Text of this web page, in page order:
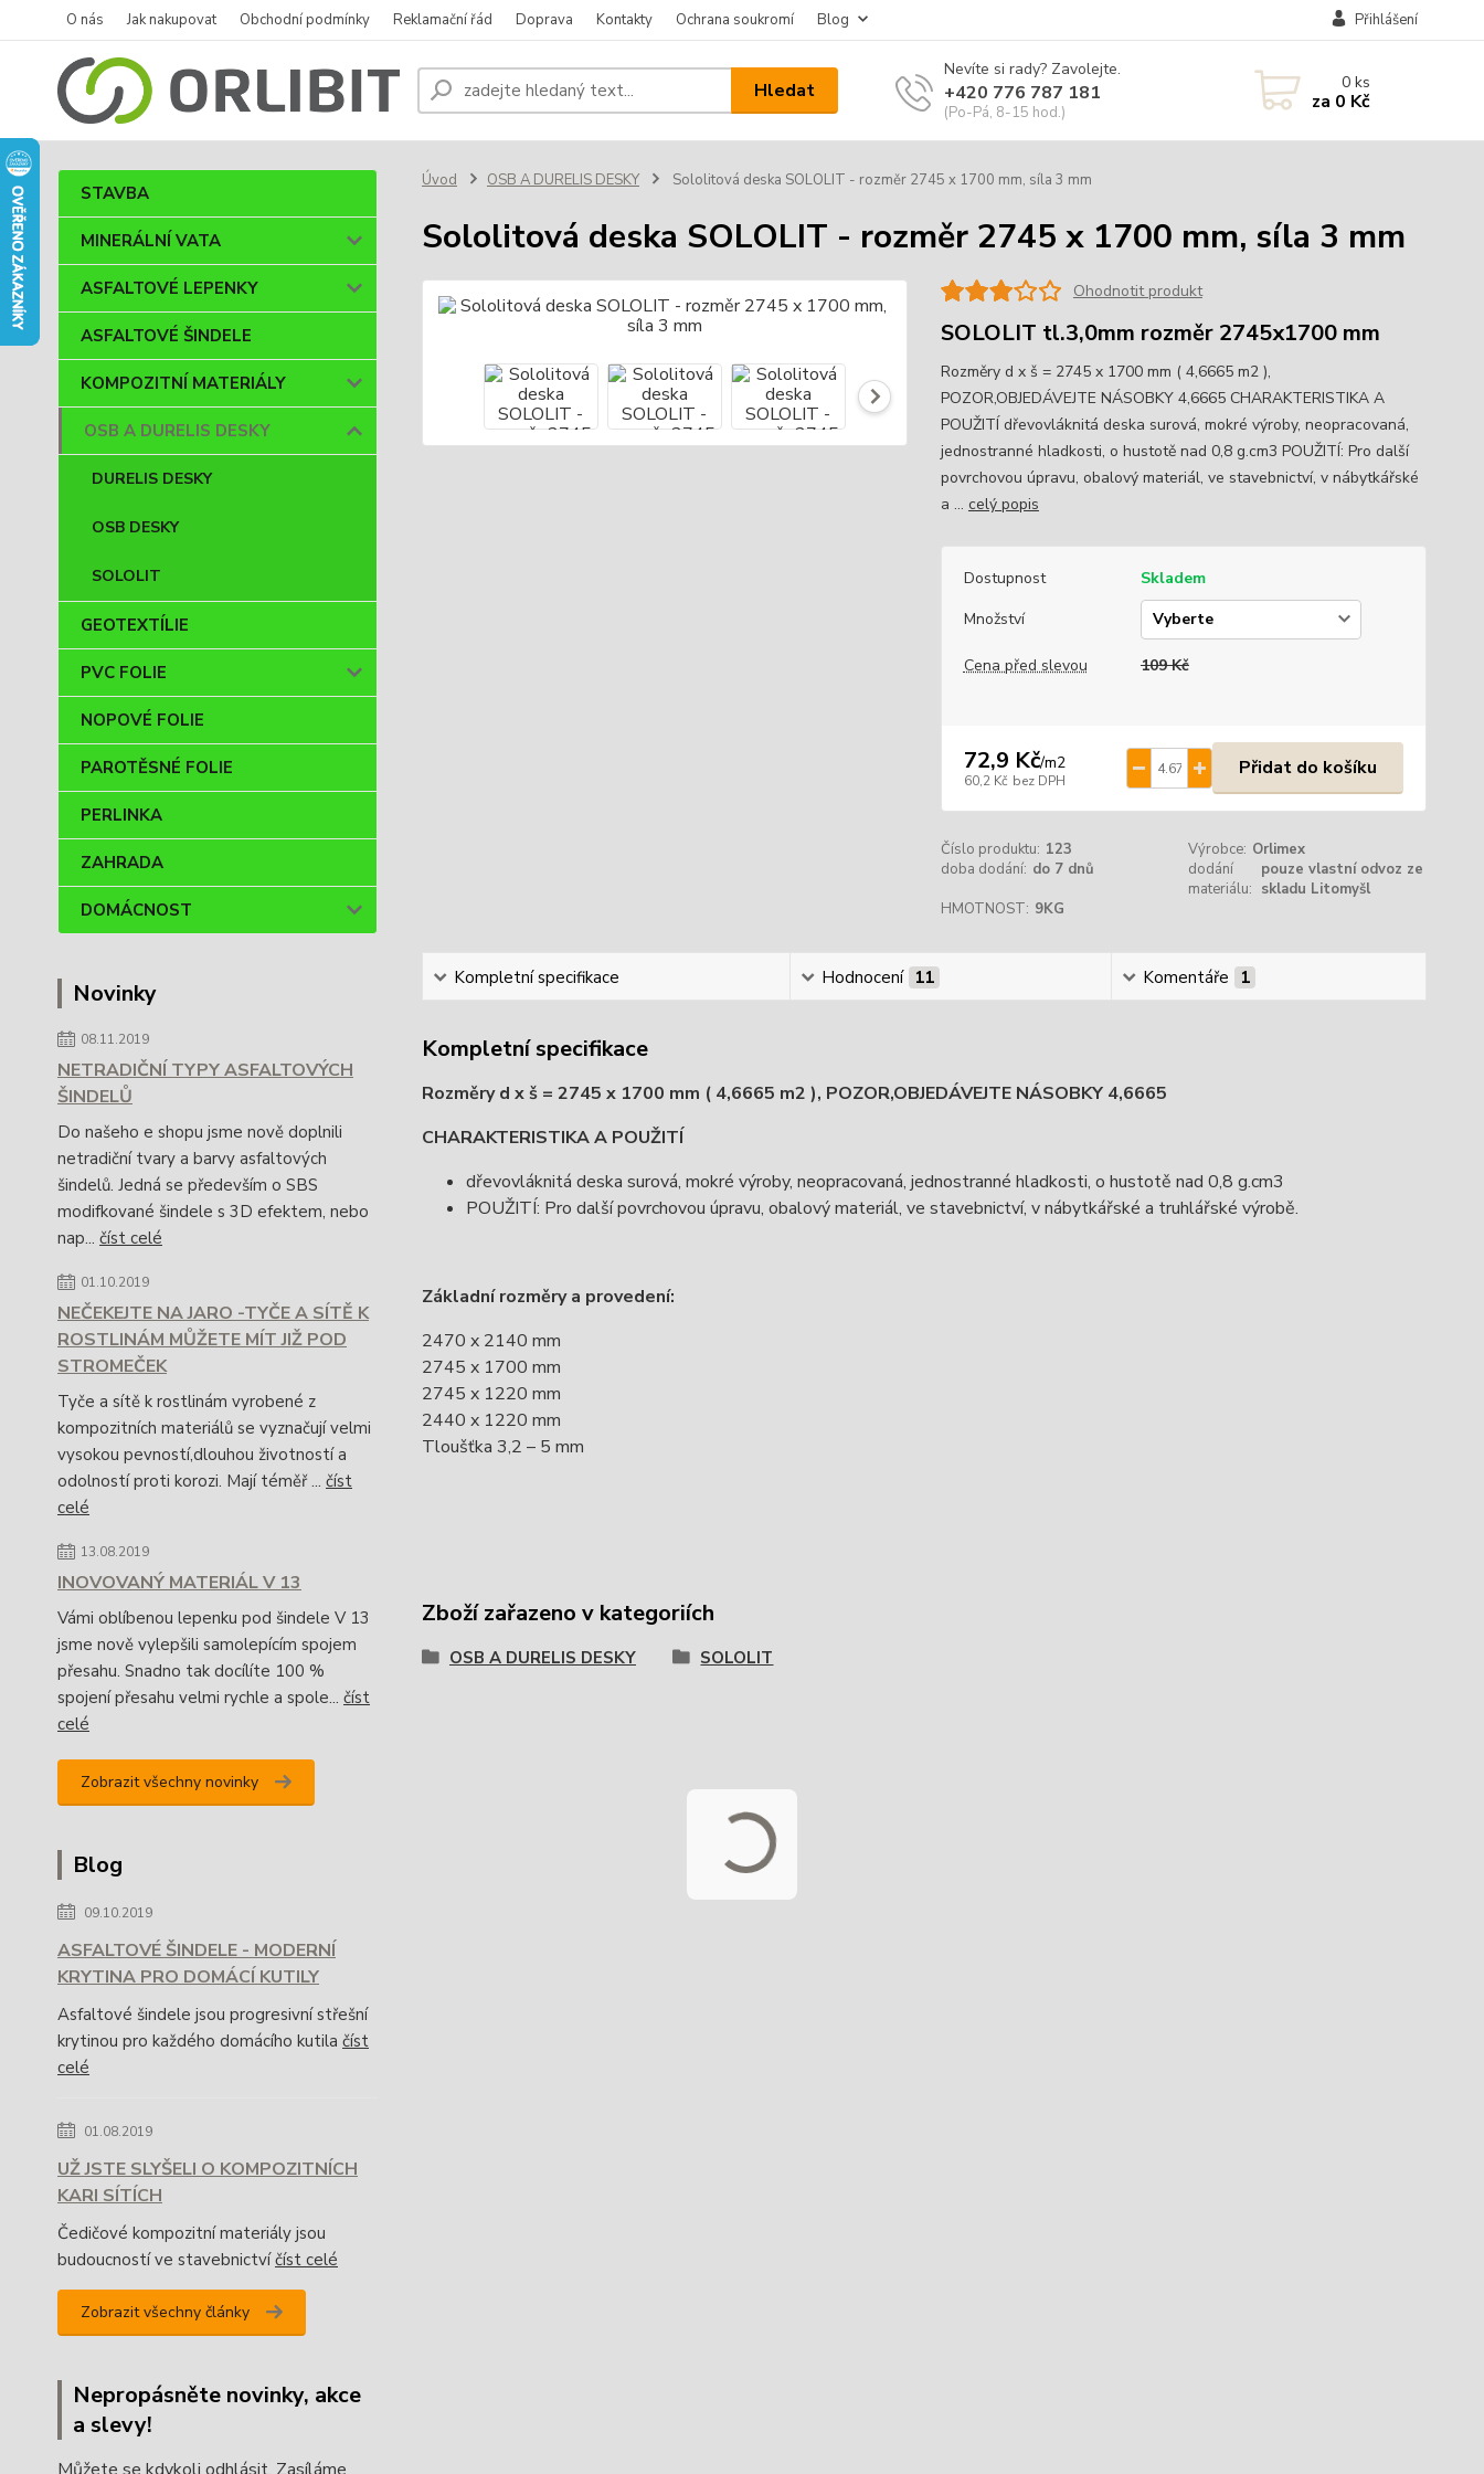
O nás Jak nakupovat Obchodní podmínky Reklamační řád Doprava Kontakty Ochrana soukromí Blog Přihlášení
Hledat
Nevíte si rady? Zavolejte.
+420 776 787 181
(Po-Pá, 8-15 hod.)
0ks
za 0 Kč
STAVBA
MINERÁLNÍ VATA
ASFALTOVÉ LEPENKY
ASFALTOVÉ ŠINDELE
KOMPOZITNÍ MATERIÁLY
OSB A DURELIS DESKY
DURELIS DESKY
OSB DESKY
SOLOLIT
GEOTEXTÍLIE
PVC FOLIE
NOPOVÉ FOLIE
PAROTĚSNÉ FOLIE
PERLINKA
ZAHRADA
DOMÁCNOST
Novinky
08.11.2019
NETRADIČNÍ TYPY ASFALTOVÝCH
ŠINDELŮ
Do našeho e shopu jsme nově doplnili
netradiční tvary a barvy asfaltových
šindelů. Jedná se především o SBS
modifkované šindele s 3D efektem, nebo
nap... číst celé
01.10.2019
NEČEKEJTE NA JARO -TYČE A SÍTĚ K
ROSTLINÁM MŮŽETE MÍT JIŽ POD
STROMEČEK
Tyče a sítě k rostlinám vyrobené z
kompozitních materiálů se vyznačují velmi
vysokou pevností,dlouhou životností a
odolností proti korozi. Mají téměř ... číst
celé
13.08.2019
INOVOVANÝ MATERIÁL V 13
Vámi oblíbenou lepenku pod šindele V 13
jsme nově vylepšili samolepícím spojem
přesahu. Snadno tak docílíte 100 %
spojení přesahu velmi rychle a spole... číst
celé
Zobrazit všechny novinky
Blog
09.10.2019
ASFALTOVÉ ŠINDELE - MODERNÍ
KRYTINA PRO DOMÁCÍ KUTILY
Asfaltové šindele jsou progresivní střešní
krytinou pro každého domácího kutila číst
celé
01.08.2019
UŽ JSTE SLYŠELI O KOMPOZITNÍCH
KARI SÍTÍCH
Čedičové kompozitní materiály jsou
budoucností ve stavebnictvíčíst celé
Zobrazit všechny články
Nepropásněte novinky, akce
a slevy!
Úvod OSB A DURELIS DESKY Sololitová deska SOLOLIT - rozměr 2745 x 1700 mm, síla 3 mm
Sololitová deska SOLOLIT - rozměr 2745 x 1700 mm, síla 3 mm
Ohodnotit produkt
SOLOLIT tl.3,0mm rozměr 2745x1700 mm
Rozměry d x š = 2745 x 1700 mm ( 4,6665 m2 ),
POZOR,OBJEDÁVEJTE NÁSOBKY 4,6665 CHARAKTERISTIKA A
POUŽITÍ dřevovláknitá deska surová, mokré výroby, neopracovaná,
jednostranné hladkosti, o hustotě nad 0,8 g.cm3 POUŽITÍ: Pro další
povrchovou úpravu, obalový materiál, ve stavebnictví, v nábytkářské
a ... celý popis
Dostupnost
Skladem
Množství
Cena před slevou 109 Kč
72,9 Kč/m2
60,2 Kč bez DPH
Přidat do košíku
Číslo produktu: 123 Výrobce: Orlimex
doba dodání: do 7 dnů
dodání
materiálu:
pouze vlastní odvoz ze
skladu Litomyšl
HMOTNOST: 9KG
Kompletní specifikace Hodnocení 11 Komentáře 1
Kompletní specifikace
Rozměry d x š = 2745 x 1700 mm ( 4,6665 m2 ), POZOR,OBJEDÁVEJTE NÁSOBKY 4,6665
CHARAKTERISTIKA A POUŽITÍ
dřevovláknitá deska surová, mokré výroby, neopracovaná, jednostranné hladkosti, o hustotě nad 0,8 g.cm3
POUŽITÍ: Pro další povrchovou úpravu, obalový materiál, ve stavebnictví, v nábytkářské a truhlářské výrobě.
Základní rozměry a provedení:
2470 x 2140 mm
2745 x 1700 mm
2745 x 1220 mm
2440 x 1220 mm
Tloušťka 3,2 – 5 mm
Zboží zařazeno v kategoriích
OSB A DURELIS DESKY SOLOLIT